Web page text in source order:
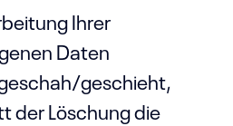
Ihrer
Daten
geschieht,
der Löschung die